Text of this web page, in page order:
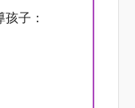
子：